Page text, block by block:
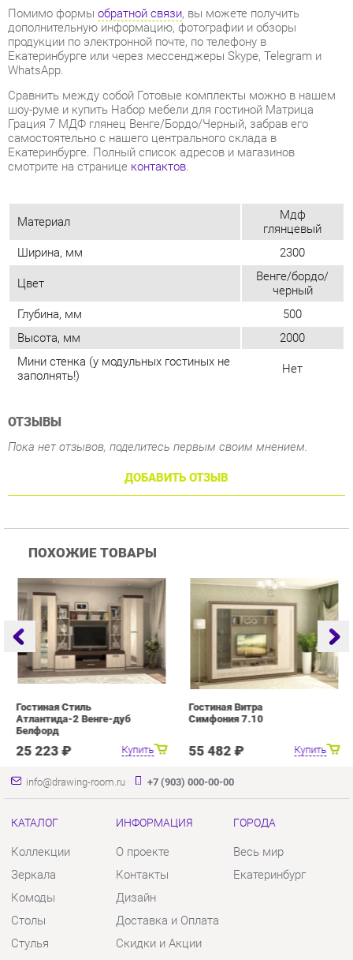
Cравнить между собой Готовые комплекты можно в нашем
шоу-руме и купить Набор мебели для гостиной Матрица
Грация 7 МДФ глянец Венге/Бордо/Черный, забрав его
самостоятельно с нашего центрального склада в
Екатеринбурге. Полный список адресов и магазинов
Материал Мдф
глянцевый
Ширина, мм
черный
Глубина, мм
500
Высота, мм
2000
заполнять!)
Нет
ОТЗЫВЫ
Пока нет отзывов, поделитесь первым своим мнением.
ПОХОЖИЕ ТОВАРЫ
Купить
Гостиная Стиль
Атлантида-2 Венге-дуб
Белфорд
25 223 ₽ Купить
Гостиная Витра
Симфония 7.10
info@drawing-room.ru +7 (903) 000-00-00
КАТАЛОГ
Комоды
Стулья
Тумбы
Шкафы
Комплектующие
ИНФОРМАЦИЯ
О проекте
Дизайн
Скидки и Акции
Политика
Гарантия
Помощь
ГОРОДА